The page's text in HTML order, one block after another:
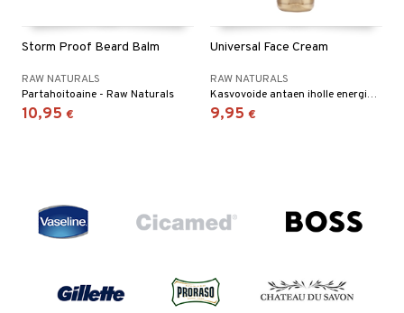
Storm Proof Beard Balm
RAW NATURALS
Partahoitoaine - Raw Naturals
10,95 €
Universal Face Cream
RAW NATURALS
Kasvovoide antaen iholle energialatauksen ja terveen hehkun.
9,95 €